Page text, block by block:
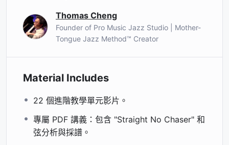
Thomas Cheng
Founder of Pro Music Jazz Studio | Mother-
Tongue Jazz Method™ Creator
Material Includes
22 個進階教學單元影片。
專屬 PDF 講義：包含 "Straight No Chaser" 和
弦分析與採譜。